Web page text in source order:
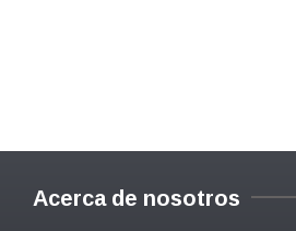
Acerca de nosotros